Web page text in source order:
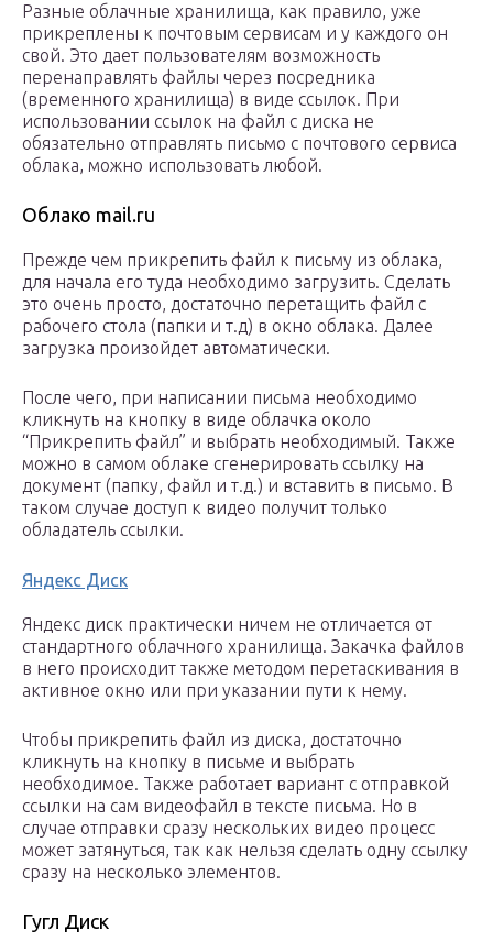
Разные облачные хранилища, как правило, уже
прикреплены к почтовым сервисам и у каждого он
свой. Это дает пользователям возможность
перенаправлять файлы через посредника
(временного хранилища) в виде ссылок. При
использовании ссылок на файл с диска не
обязательно отправлять письмо с почтового сервиса
облака, можно использовать любой.
Облако mail.ru
Прежде чем прикрепить файл к письму из облака,
для начала его туда необходимо загрузить. Сделать
это очень просто, достаточно перетащить файл с
рабочего стола (папки и т.д) в окно облака. Далее
загрузка произойдет автоматически.
После чего, при написании письма необходимо
кликнуть на кнопку в виде облачка около
“Прикрепить файл” и выбрать необходимый. Также
можно в самом облаке сгенерировать ссылку на
документ (папку, файл и т.д.) и вставить в письмо. В
таком случае доступ к видео получит только
обладатель ссылки.
Яндекс Диск
Яндекс диск практически ничем не отличается от
стандартного облачного хранилища. Закачка файлов
в него происходит также методом перетаскивания в
активное окно или при указании пути к нему.
Чтобы прикрепить файл из диска, достаточно
кликнуть на кнопку в письме и выбрать
необходимое. Также работает вариант с отправкой
ссылки на сам видеофайл в тексте письма. Но в
случае отправки сразу нескольких видео процесс
может затянуться, так как нельзя сделать одну ссылку
сразу на несколько элементов.
Гугл Диск